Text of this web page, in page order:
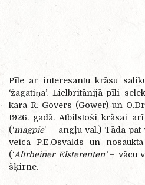
Pīle ar interesantu krāsu
‘žagatiņa’. Lielbritānijā pīli
kara R. Govers (Gower) un
1926. gadā. Atbilstoši krāsai
(‘magpie’ – angļu val.) Tāda
veica P.E.Osvalds un
(‘Altrheiner Elsterenten’– vācu
šķirne.